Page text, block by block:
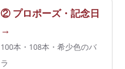
② プロポーズ・記念日
→
100本・108本・希少色のバ
ラ